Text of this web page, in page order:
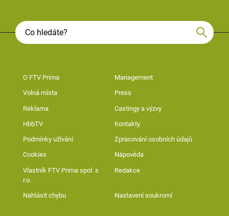
O FTV Prima Management
Volná místa Press
Reklama Castingy a výzvy
HbbTV Kontakty
Podmínky užívání Zpracování osobních údajů
Cookies Nápověda
Vlastník FTV Prima spol. s
r.o.
Redakce
Nahlásit chybu Nastavení soukromí